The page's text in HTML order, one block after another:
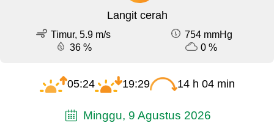
Langit cerah
Timur, 5.9 m/s
754 mmHg
36 %
0 %
05:24 19:29 14 h 04 min
Minggu, 9 Agustus 2026